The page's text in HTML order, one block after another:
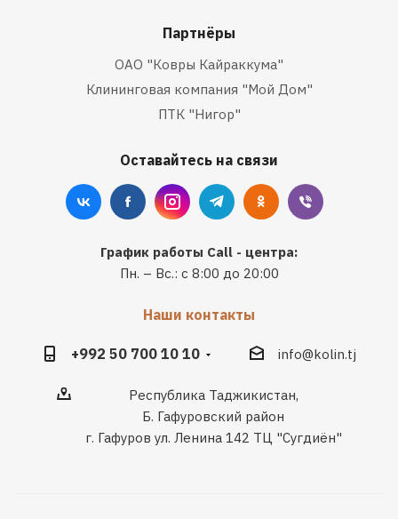
Партнёры
ОАО "Ковры Кайраккума"
Клининговая компания "Мой Дом"
ПТК "Нигор"
Оставайтесь на связи
График работы Call - центра:
Пн. – Вс.: с 8:00 до 20:00
Наши контакты
+992 50 700 10 10 info@kolin.tj
Республика Таджикистан,
Б. Гафуровский район
г. Гафуров ул. Ленина 142 ТЦ "Сугдиён"